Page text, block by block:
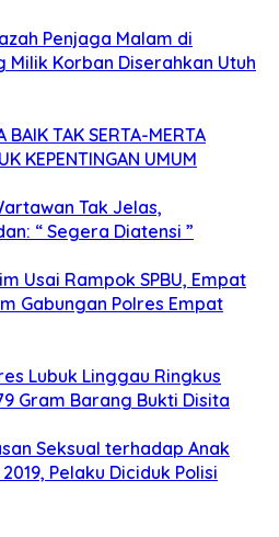
Penjaga Malam di
Milik Korban Diserahkan Utuh
BAIK TAK SERTA-MERTA
KEPENTINGAN UMUM
Tak Jelas,
“ Segera Diatensi ”
Usai Rampok SPBU, Empat
Gabungan Polres Empat
Lubuk Linggau Ringkus
Gram Barang Bukti Disita
Seksual terhadap Anak
Pelaku Diciduk Polisi